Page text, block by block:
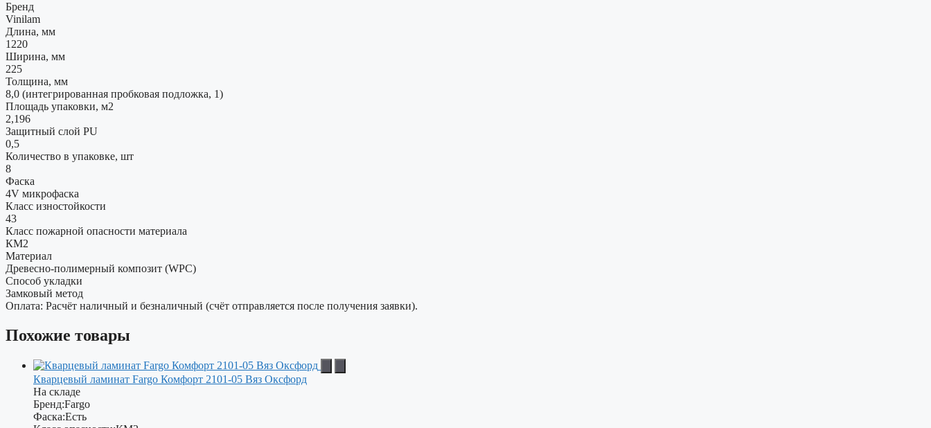
Бренд
Vinilam
Длина, мм
1220
Ширина, мм
225
Толщина, мм
8,0 (интегрированная пробковая подложка, 1)
Площадь упаковки, м2
2,196
Защитный слой PU
0,5
Количество в упаковке, шт
8
Фаска
4V микрофаска
Класс изностойкости
43
Класс пожарной опасности материала
КМ2
Материал
Древесно-полимерный композит (WPC)
Способ укладки
Замковый метод
Оплата: Расчёт наличный и безналичный (счёт отправляется после получения заявки).
Похожие товары
Кварцевый ламинат Fargo Комфорт 2101-05 Вяз Оксфорд
На складе
Бренд:Fargo
Фаска:Есть